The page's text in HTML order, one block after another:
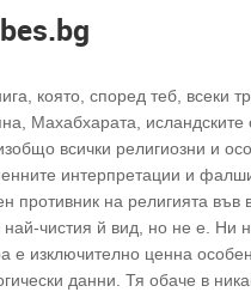
която, според теб, всеки
Махабхарата, исландските
всички религиозни и
интерпретации и
противник на религията
чистия й вид, но не е. Ни
е изключително ценна
данни. Тя обаче в